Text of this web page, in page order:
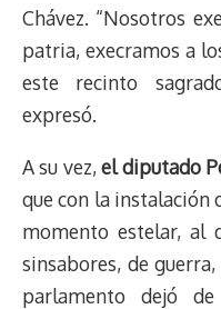
Chávez. “Nosotros
patria, execramos a
este recinto
expresó.
A su vez,el diputado
que con la instalación
momento estelar, al
sinsabores, de
parlamento dejó